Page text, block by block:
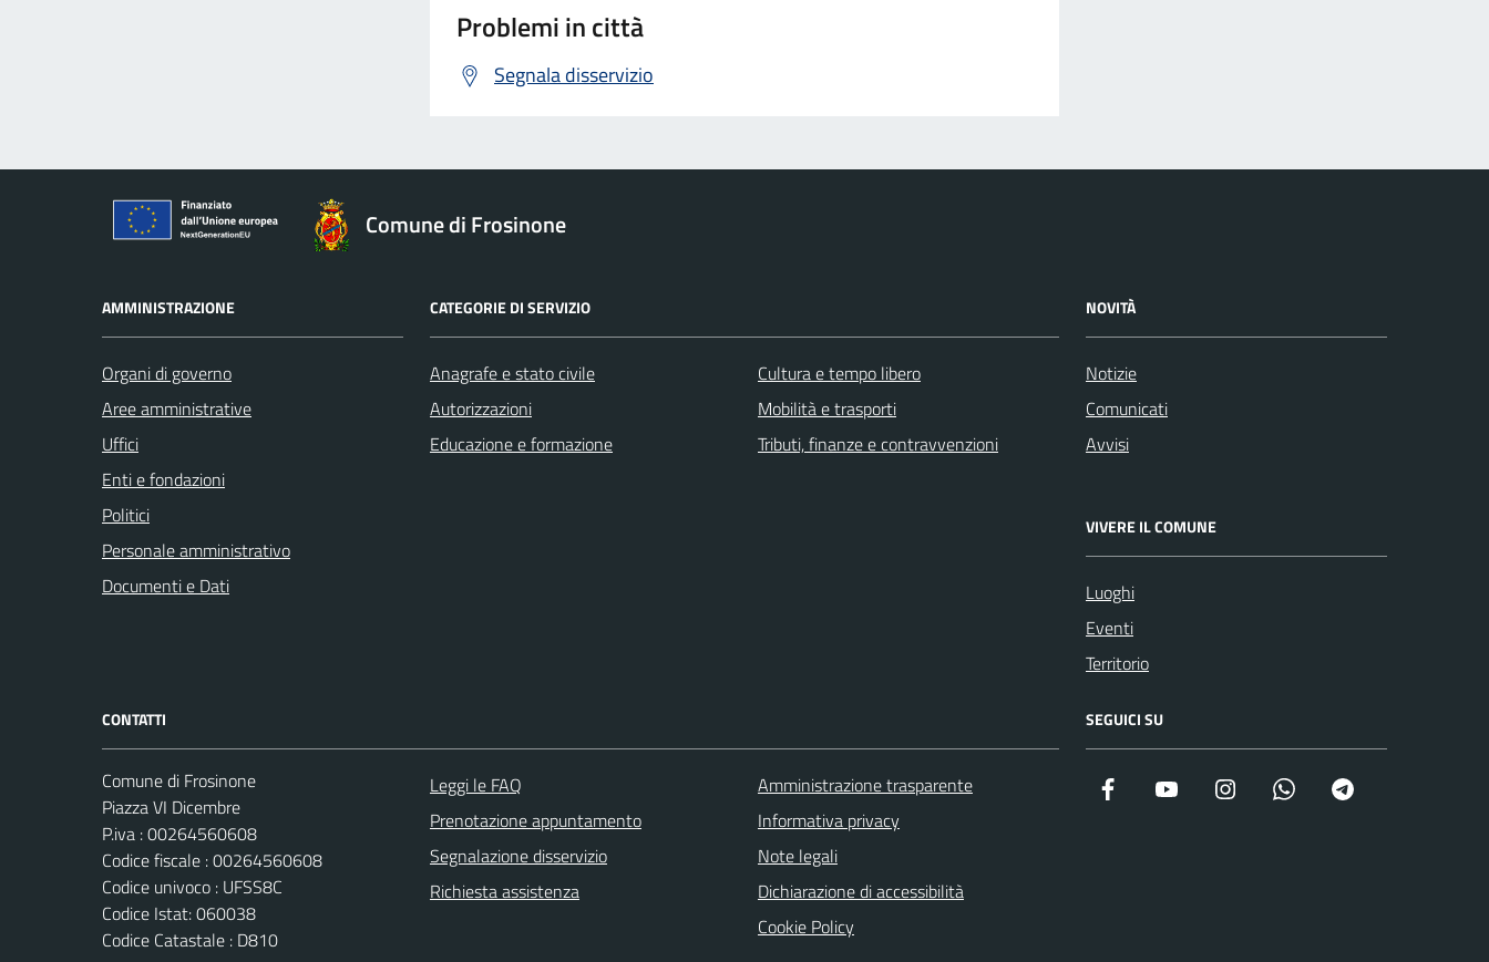
Problemi in città
Segnala disservizio
Comune di Frosinone
AMMINISTRAZIONE
Organi di governo
Aree amministrative
Uffici
Enti e fondazioni
Politici
Personale amministrativo
Documenti e Dati
CATEGORIE DI SERVIZIO
Anagrafe e stato civile
Autorizzazioni
Educazione e formazione
Cultura e tempo libero
Mobilità e trasporti
Tributi, finanze e contravvenzioni
NOVITÀ
Notizie
Comunicati
Avvisi
VIVERE IL COMUNE
Luoghi
Eventi
Territorio
CONTATTI
Comune di Frosinone
Piazza VI Dicembre
P.iva : 00264560608
Codice fiscale : 00264560608
Codice univoco : UFSS8C
Codice Istat: 060038
Codice Catastale : D810
Leggi le FAQ
Prenotazione appuntamento
Segnalazione disservizio
Richiesta assistenza
Amministrazione trasparente
Informativa privacy
Note legali
Dichiarazione di accessibilità
Cookie Policy
SEGUICI SU
Facebook YouTube Instagram WhatsApp